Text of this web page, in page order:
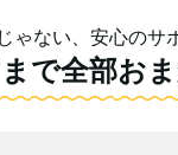
ゃない、安心のサ
で全部お